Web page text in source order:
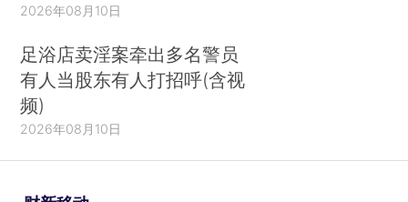
2026年08月10日
足浴店卖淫案牵出多名警员
有人当股东有人打招呼(含视
频)
2026年08月10日